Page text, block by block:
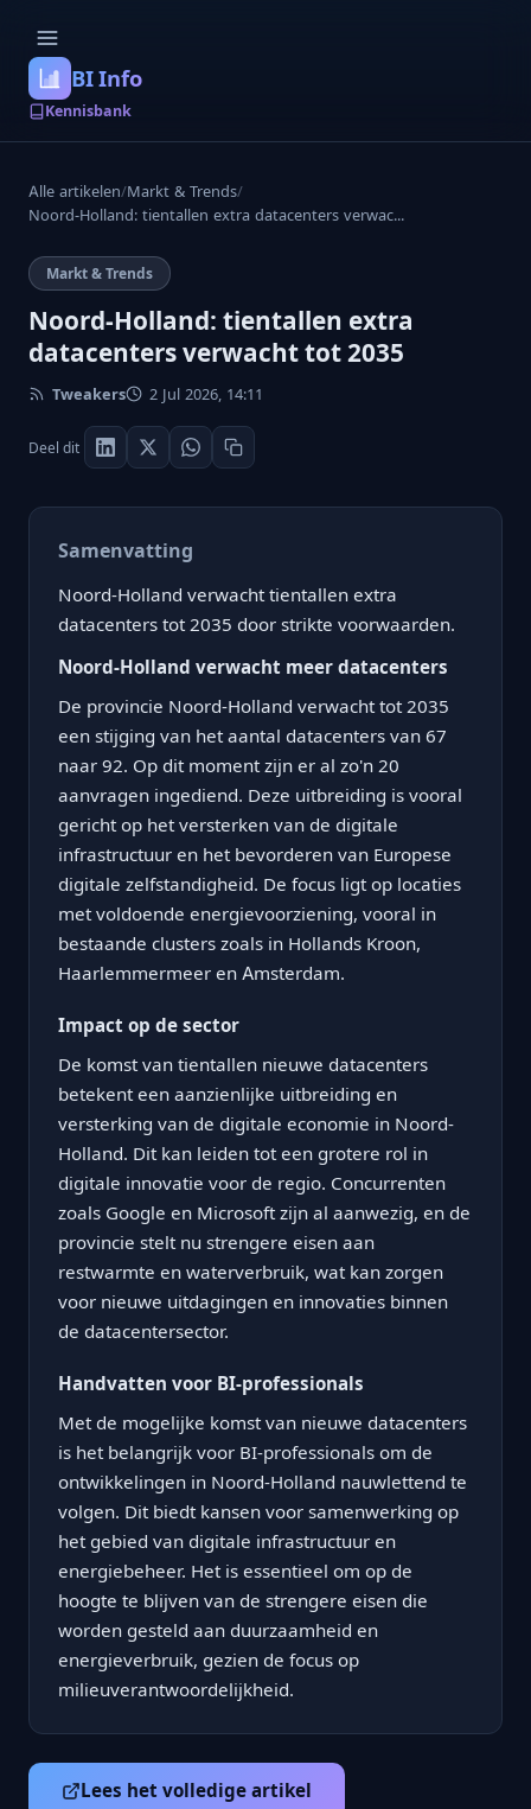
BI Info
Kennisbank
Alle artikelen/Markt & Trends/
Noord-Holland: tientallen extra datacenters verwac...
Markt & Trends
Noord-Holland: tientallen extra
datacenters verwacht tot 2035
Tweakers 2 Jul 2026, 14:11
Deel dit
Samenvatting
Noord-Holland verwacht tientallen extra
datacenters tot 2035 door strikte voorwaarden.
Noord-Holland verwacht meer datacenters
De provincie Noord-Holland verwacht tot 2035
een stijging van het aantal datacenters van 67
naar 92. Op dit moment zijn er al zo'n 20
aanvragen ingediend. Deze uitbreiding is vooral
gericht op het versterken van de digitale
infrastructuur en het bevorderen van Europese
digitale zelfstandigheid. De focus ligt op locaties
met voldoende energievoorziening, vooral in
bestaande clusters zoals in Hollands Kroon,
Haarlemmermeer en Amsterdam.
Impact op de sector
De komst van tientallen nieuwe datacenters
betekent een aanzienlijke uitbreiding en
versterking van de digitale economie in Noord-
Holland. Dit kan leiden tot een grotere rol in
digitale innovatie voor de regio. Concurrenten
zoals Google en Microsoft zijn al aanwezig, en de
provincie stelt nu strengere eisen aan
restwarmte en waterverbruik, wat kan zorgen
voor nieuwe uitdagingen en innovaties binnen
de datacentersector.
Handvatten voor BI-professionals
Met de mogelijke komst van nieuwe datacenters
is het belangrijk voor BI-professionals om de
ontwikkelingen in Noord-Holland nauwlettend te
volgen. Dit biedt kansen voor samenwerking op
het gebied van digitale infrastructuur en
energiebeheer. Het is essentieel om op de
hoogte te blijven van de strengere eisen die
worden gesteld aan duurzaamheid en
energieverbruik, gezien de focus op
milieuverantwoordelijkheid.
Lees het volledige artikel